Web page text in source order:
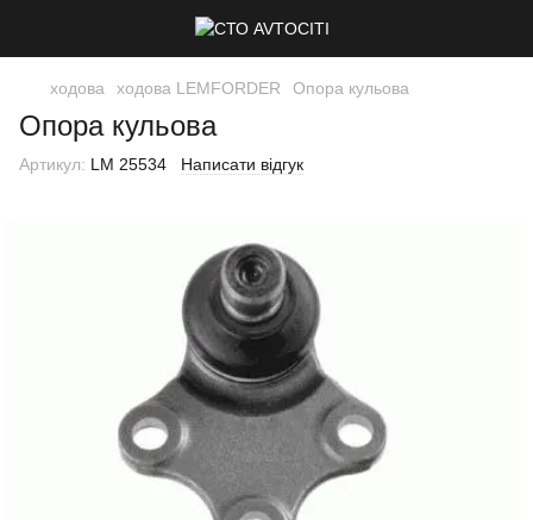
ходова ходова LEMFORDER Опора кульова
Опора кульова
Артикул: LM 25534 Написати відгук